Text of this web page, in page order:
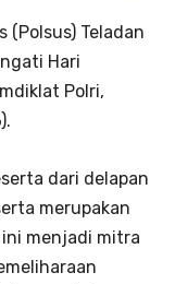
(Polsus) Teladan
Hari
Polri,
dari delapan
merupakan
ini menjadi mitra